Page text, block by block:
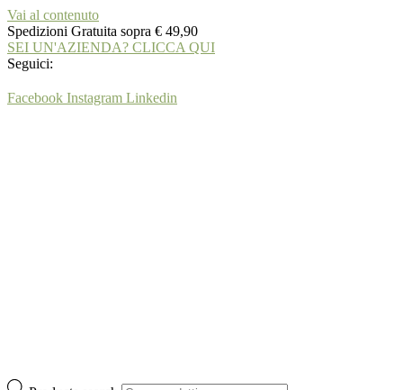
Vai al contenuto
Spedizioni Gratuita sopra € 49,90
SEI UN'AZIENDA? CLICCA QUI
Seguici:
Facebook Instagram Linkedin